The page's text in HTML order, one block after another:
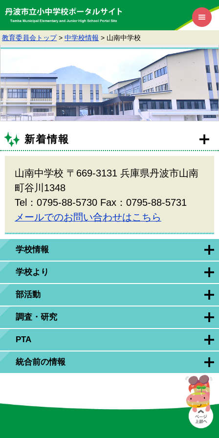
教育委員会トップ > 中学校情報 > 山南中学校
学校情報
学校より
部活動
調査・研究
PTA
統合前の情報
新着情報
山南中学校 〒669-3131 兵庫県丹波市山南
町谷川1348
Tel：0795-88-5730 Fax：0795-88-5731
メールでのお問い合わせはこちら